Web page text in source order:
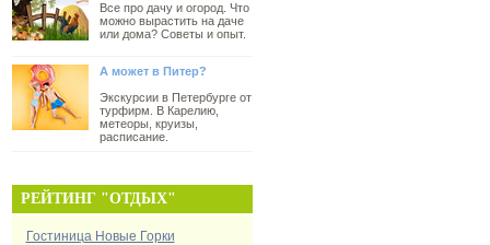
Все про дачу и огород. Что
можно вырастить на даче
или дома? Советы и опыт.
А может в Питер?
Экскурсии в Петербурге от
турфирм. В Карелию,
метеоры, круизы,
расписание.
РЕЙТИНГ "ОТДЫХ"
Гостиница Новые Горки